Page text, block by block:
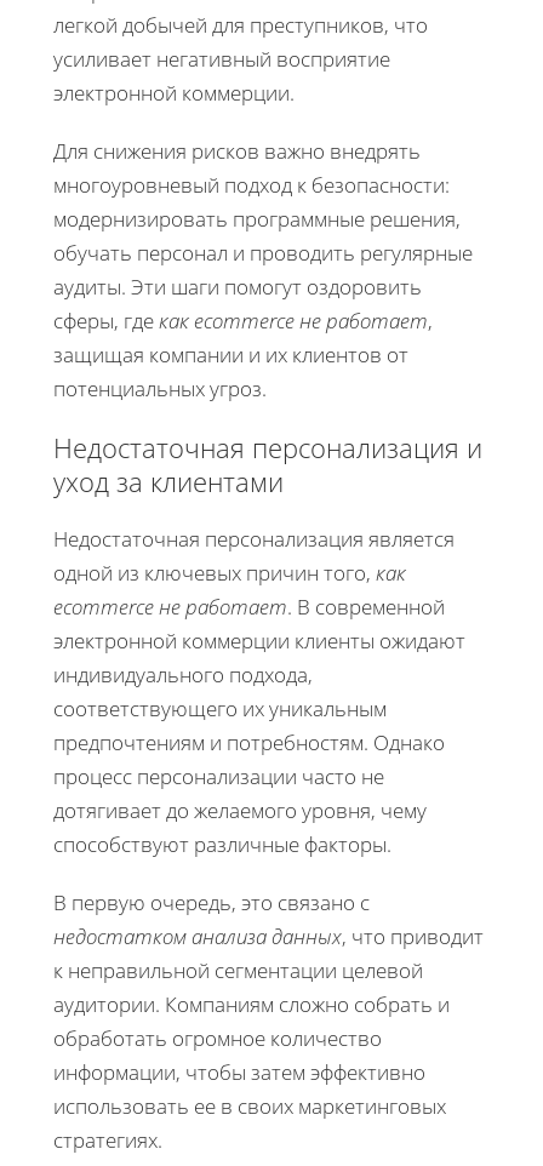
легкой добычей для преступников, что
усиливает негативный восприятие
электронной коммерции.
Для снижения рисков важно внедрять
многоуровневый подход к безопасности:
модернизировать программные решения,
обучать персонал и проводить регулярные
аудиты. Эти шаги помогут оздоровить
сферы, гдекак ecommerce не работает,
защищая компании и их клиентов от
потенциальных угроз.
Недостаточная персонализация и
уход за клиентами
Недостаточная персонализация является
одной из ключевых причин того, как
ecommerce не работает. В современной
электронной коммерции клиенты ожидают
индивидуального подхода,
соответствующего их уникальным
предпочтениям и потребностям. Однако
процесс персонализации часто не
дотягивает до желаемого уровня, чему
способствуют различные факторы.
В первую очередь, это связано с
недостатком анализа данных, что приводит
к неправильной сегментации целевой
аудитории. Компаниям сложно собрать и
обработать огромное количество
информации, чтобы затем эффективно
использовать ее в своих маркетинговых
стратегиях.